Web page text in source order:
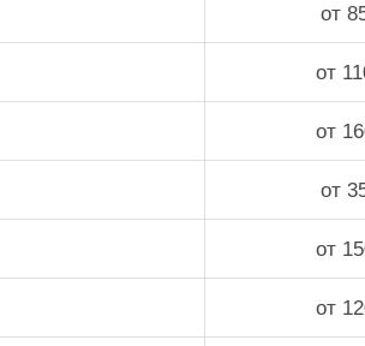
от
от
от
от
от
от